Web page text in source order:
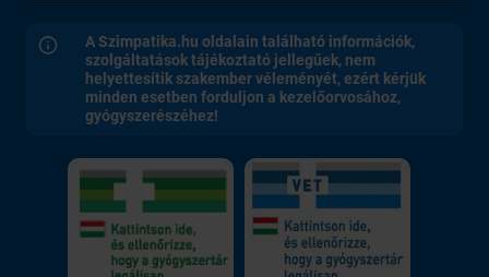
A Szimpatika.hu oldalain található információk,
szolgáltatások tájékoztató jellegűek, nem
helyettesítik szakember véleményét, ezért kérjük
minden esetben forduljon a kezelőorvosához,
gyógyszerészéhez!